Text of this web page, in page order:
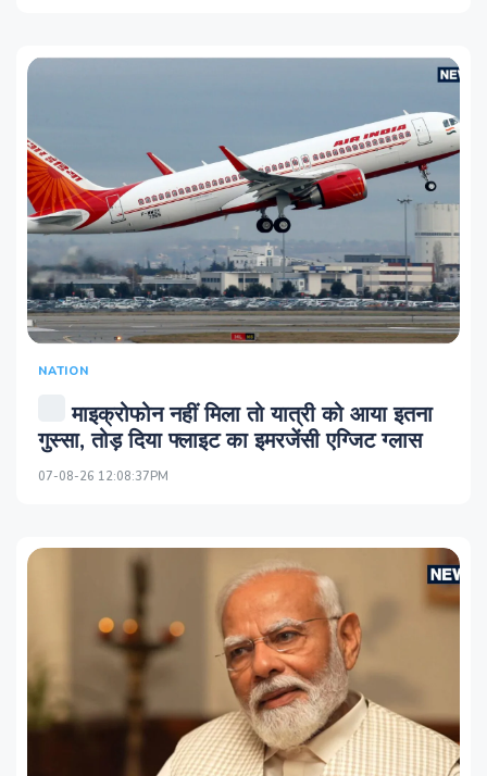
NATION
माइक्रोफोन नहीं मिला तो यात्री को आया इतना
गुस्सा, तोड़ दिया फ्लाइट का इमरजेंसी एग्जिट ग्लास
07-08-26 12:08:37PM